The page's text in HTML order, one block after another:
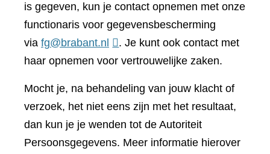
is gegeven, kun je contact opnemen met onze
functionaris voor gegevensbescherming
via fg@brabant.nl
. Je kunt ook contact met
haar opnemen voor vertrouwelijke zaken.
Mocht je, na behandeling van jouw klacht of
verzoek, het niet eens zijn met het resultaat,
dan kun je je wenden tot de Autoriteit
Persoonsgegevens. Meer informatie hierover